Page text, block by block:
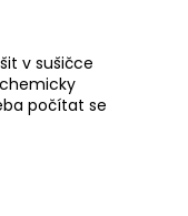
v sušičce
počítat se